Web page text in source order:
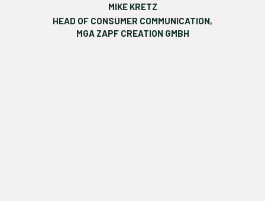
MIKE KRETZ
HEAD OF CONSUMER COMMUNICATION,
MGA ZAPF CREATION GMBH